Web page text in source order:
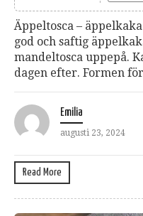
Äppeltosca –
god och saftig
mandeltosca uppepå.
dagen efter. Formen
Emilia
augusti 23, 2024
Read More